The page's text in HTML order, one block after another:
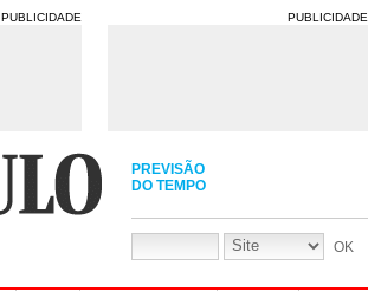
PUBLICIDADE PUBLICIDADE
PREVISÃO
DO TEMPO